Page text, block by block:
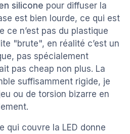
silicone pour diffuser la
est bien lourde, ce qui est
ce n’est pas du plastique
"brute", en réalité c’est un
pas spécialement
pas cheap non plus. La
suffisamment rigide, je
ou de torsion bizarre en
qui couvre la LED donne